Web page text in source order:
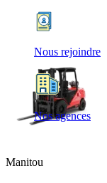
Nous rejoindre
Nos agences
Manitou